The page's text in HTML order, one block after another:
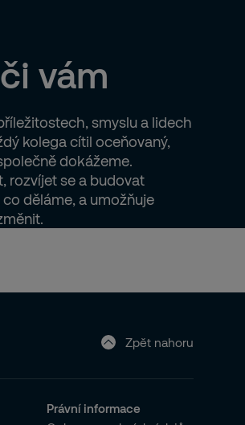
vám
smyslu a lidech
kolega cítil oceňovaný,
dokážeme.
rozvíjet se a budovat
děláme, a umožňuje
Zpět nahoru
Právní informace